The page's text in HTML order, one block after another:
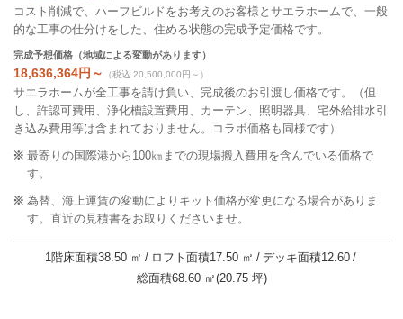
コスト削減で、ハーフビルドをお考えのお客様とサエラホームで、一般
的な工事の仕分けをした、住める状態の完成予定価格です。
完成予想価格（地域による変動があります）
18,636,364円～ （税込 20,500,000円～）
サエラホームが全工事を請け負い、完成後のお引渡し価格です。（但
し、許認可費用、浄化槽設置費用、カーテン、照明器具、宅外給排水引
き込み費用等は含まれておりません。コラボ価格も同様です）
最寄りの国際港から100㎞までの現場搬入費用を含んでいる価格で
す。
為替、海上運賃の変動によりキット価格が変更になる場合がありま
す。直近の見積書をお取りくださいませ。
1階床面積38.50 ㎡ ロフト面積17.50 ㎡ デッキ面積12.60
総面積68.60 ㎡(20.75 坪)